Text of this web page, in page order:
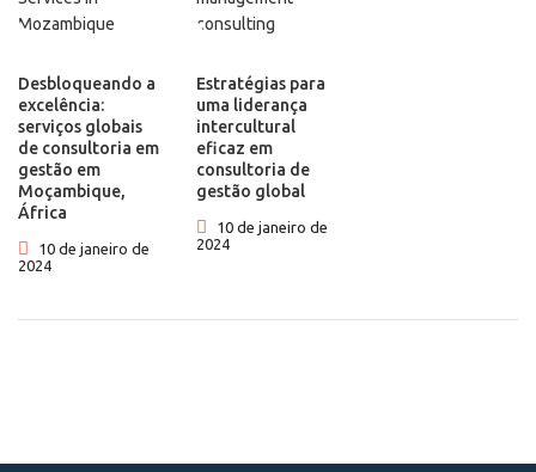
Desbloqueando a
excelência:
serviços globais
de consultoria em
gestão em
Moçambique,
África
10 de janeiro de
2024
Estratégias para
uma liderança
intercultural
eficaz em
consultoria de
gestão global
10 de janeiro de
2024